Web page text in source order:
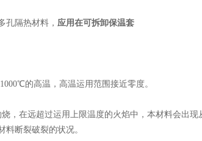
隔热材料， 应用在可拆卸保温套
的高温，高温运用范围接近零度。
在远超过运用上限温度的火焰中，本材料会出现
断裂破裂的状况。